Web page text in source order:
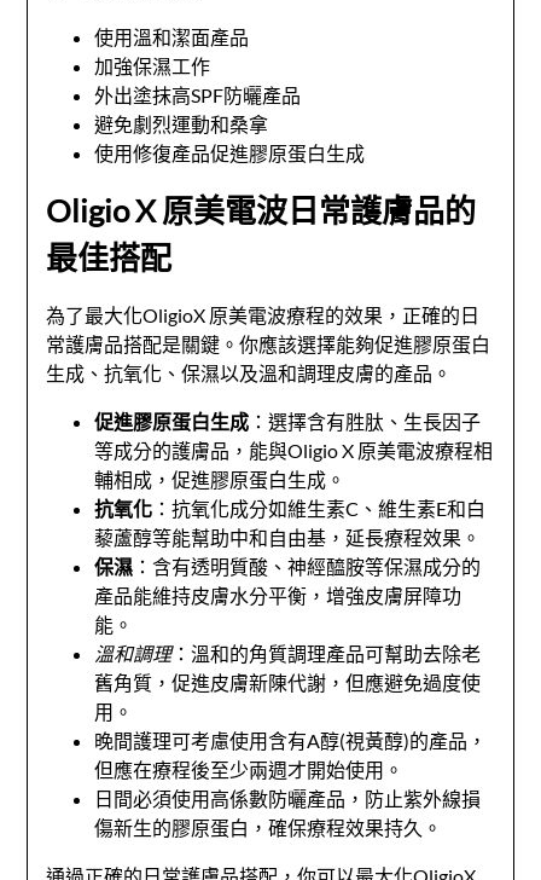
使用溫和潔面產品
加強保濕工作
外出塗抹高SPF防曬產品
避免劇烈運動和桑拿
使用修復產品促進膠原蛋白生成
Oligio X 原美電波日常護膚品的
最佳搭配
為了最大化OligioX 原美電波療程的效果，正確的日
常護膚品搭配是關鍵。你應該選擇能夠促進膠原蛋白
生成、抗氧化、保濕以及溫和調理皮膚的產品。
促進膠原蛋白生成 ：選擇含有胜肽、生長因子
等成分的護膚品，能與Oligio X 原美電波療程相
輔相成，促進膠原蛋白生成。
抗氧化 ：抗氧化成分如維生素C、維生素E和白
藜蘆醇等能幫助中和自由基，延長療程效果。
保濕 ：含有透明質酸、神經醯胺等保濕成分的
產品能維持皮膚水分平衡，增強皮膚屏障功
能。
溫和調理：溫和的角質調理產品可幫助去除老
舊角質，促進皮膚新陳代謝，但應避免過度使
用。
晚間護理可考慮使用含有A醇(視黃醇)的產品，
但應在療程後至少兩週才開始使用。
日間必須使用高係數防曬產品，防止紫外線損
傷新生的膠原蛋白，確保療程效果持久。